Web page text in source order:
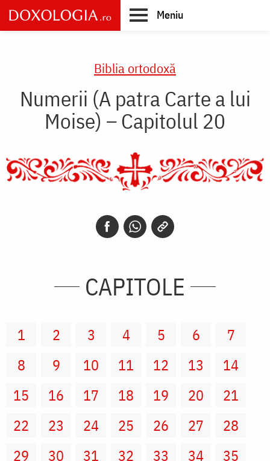
Skip
to
main
Meniu
Biblia ortodoxă
Numerii (A patra Carte a lui
Moise) – Capitolul 20
CAPITOLE
1 2 3 4 5 6
7
8
9 10 11 12 13
14
15
16 17 18 19 20
21
22
23 24 25 26 27
28
29
30 31 32 33 34
35